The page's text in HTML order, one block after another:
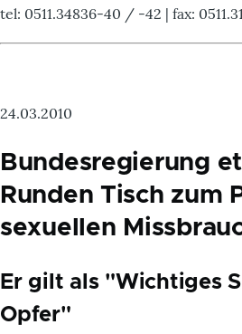
tel: 0511.34836-40 / -42 | fax:
24.03.2010
Bundesregierung
Runden Tisch zum
sexuellen
Er gilt als "Wichtiges
Opfer"